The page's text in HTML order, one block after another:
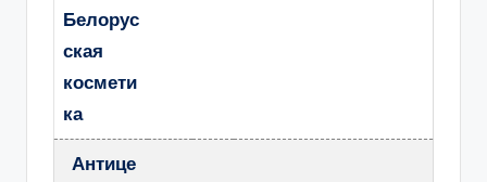
Белорус
ская
космети
ка
Антице